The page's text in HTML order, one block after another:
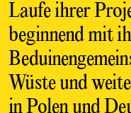
Laufe ihrer
beginnend mit
Wüste und
in Polen und